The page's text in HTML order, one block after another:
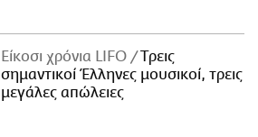
Είκοσι χρόνια LIFO
Tρεις
σημαντικοί Έλληνες μουσικοί, τρεις
μεγάλες απώλειες